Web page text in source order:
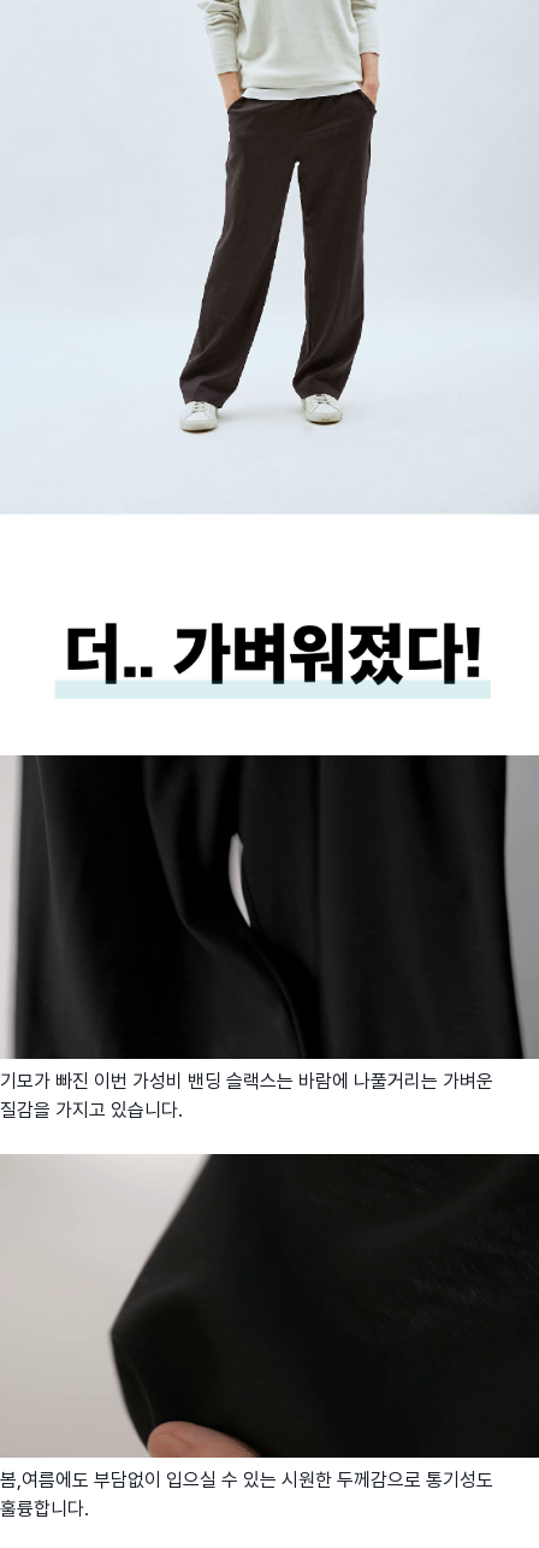
기모가 빠진 이번 가성비 밴딩 슬랙스는 바람에 나풀거리는 가벼운
질감을 가지고 있습니다.
봄,여름에도 부담없이 입으실 수 있는 시원한 두께감으로 통기성도
훌륭합니다.